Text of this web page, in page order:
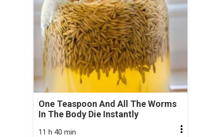
One Teaspoon And All The Worms
In The Body Die Instantly
11 h 40 min